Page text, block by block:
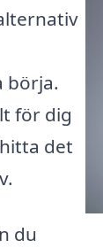
börja.
för dig
det
du